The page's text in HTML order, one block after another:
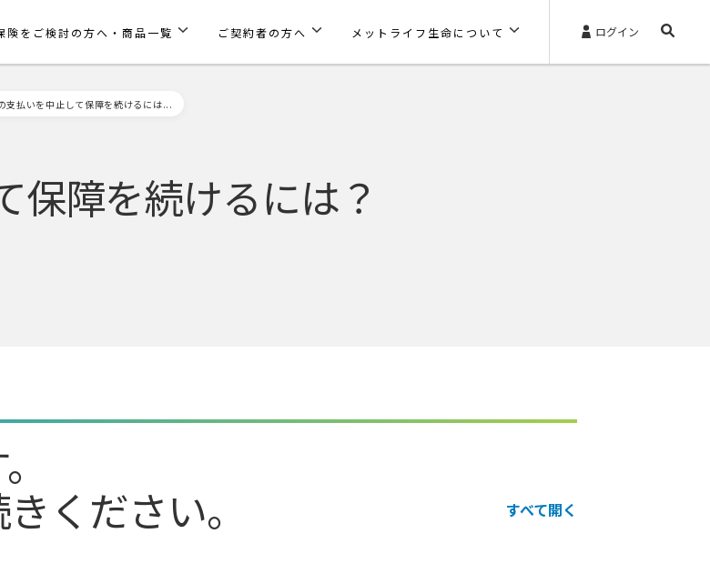
険をご検討の方へ・商品一覧 ご契約者の方へ メットライフ生命について ログイン
支払いを中止して保障を続けるには...
保障を続けるには？
ください。 すべて開く